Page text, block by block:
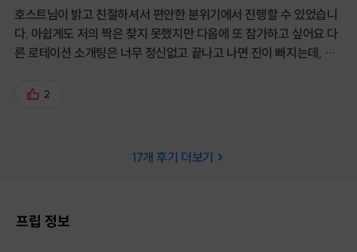
호스트님이 밝고 친절하셔서 편안한 분위기에서 진행할 수 있었습니
다. 아쉽게도 저의 짝은 찾지 못했지만 다음에 또 참가하고 싶어요 다
른 로테이션 소개팅은 너무 정신없고 끝나고 나면 진이 빠지는데, 한
요 !!! 2
17개 후기 더보기
프립 정보